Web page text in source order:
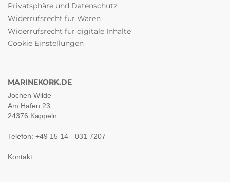
Privatsphäre und Datenschutz
Widerrufsrecht für Waren
Widerrufsrecht für digitale Inhalte
Cookie Einstellungen
MARINEKORK.DE
Jochen Wilde
Am Hafen 23
24376 Kappeln
Telefon: +49 15 14 - 031 7207
Kontakt